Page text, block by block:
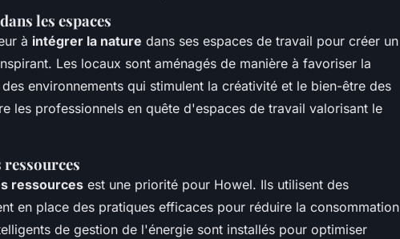
les espaces
à intégrer la nature dans ses espaces de travail pour créer un
Les locaux sont aménagés de manière à favoriser la
environnements qui stimulent la créativité et le bien-être des
les professionnels en quête d'espaces de travail valorisant le
ressources
ressources est une priorité pour Howel. Ils utilisent des
en place des pratiques efficaces pour réduire la consommation
de gestion de l'énergie sont installés pour optimiser